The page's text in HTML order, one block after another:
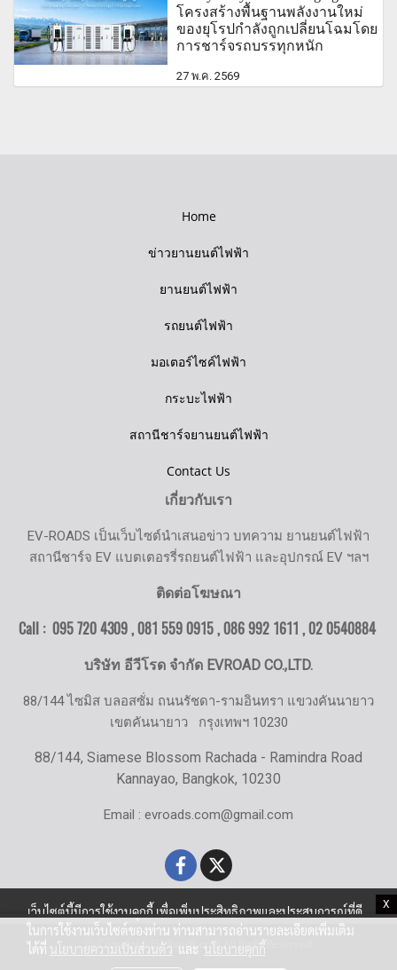
X
โครงสร้างพื้นฐานพลังงานใหม่
ของยุโรปกำลังถูกเปลี่ยนโฉมโดย
การชาร์จรถบรรทุกหนัก
27 พ.ค. 2569
Home
ข่าวยานยนต์ไฟฟ้า
ยานยนต์ไฟฟ้า
รถยนต์ไฟฟ้า
มอเตอร์ไซค์ไฟฟ้า
กระบะไฟฟ้า
สถานีชาร์จยานยนต์ไฟฟ้า
Contact Us
เกี่ยวกับเรา
EV-ROADS เป็นเว็บไซต์นำเสนอข่าว บทความ ยานยนต์ไฟฟ้า
สถานีชาร์จ EV แบตเตอรรี่รถยนต์ไฟฟ้า และอุปกรณ์ EV ฯลฯ
ติดต่อโฆษณา
Call : 095 720 4309 , 081 559 0915 , 086 992 1611 ,02 0540884
บริษัท อีวีโรด จำกัด EVROAD CO.,LTD.
88/144 ไซมิส บลอสซั่ม ถนนรัชดา-รามอินทรา แขวงคันนายาว
เขตคันนายาว กรุงเทพฯ 10230
88/144, Siamese Blossom Rachada - Ramindra Road
Kannayao, Bangkok, 10230
Email : evroads.com@gmail.com
© Copyright EV-Roads.com All Right Reserved
เว็บไซต์นี้มีการใช้งานคุกกี้ เพื่อเพิ่มประสิทธิภาพและประสบการณ์ที่ดี
ในการใช้งานเว็บไซต์ของท่าน ท่านสามารถอ่านรายละเอียดเพิ่มเติม
ได้ที่ นโยบายความเป็นส่วนตัว และ นโยบายคุกกี้